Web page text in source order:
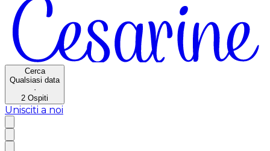
Cerca
Qualsiasi data
·
2 Ospiti
Unisciti a noi